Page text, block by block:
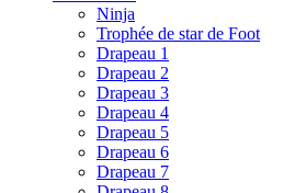
Ninja
Trophée de star de Foot
Drapeau 1
Drapeau 2
Drapeau 3
Drapeau 4
Drapeau 5
Drapeau 6
Drapeau 7